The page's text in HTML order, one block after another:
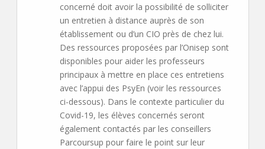
concerné doit avoir la possibilité de solliciter
un entretien à distance auprès de son
établissement ou d’un CIO près de chez lui.
Des ressources proposées par l’Onisep sont
disponibles pour aider les professeurs
principaux à mettre en place ces entretiens
avec l’appui des PsyEn (voir les ressources
ci-dessous). Dans le contexte particulier du
Covid-19, les élèves concernés seront
également contactés par les conseillers
Parcoursup pour faire le point sur leur